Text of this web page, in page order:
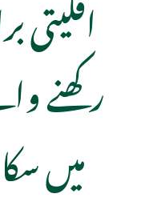
رکھنے
میں